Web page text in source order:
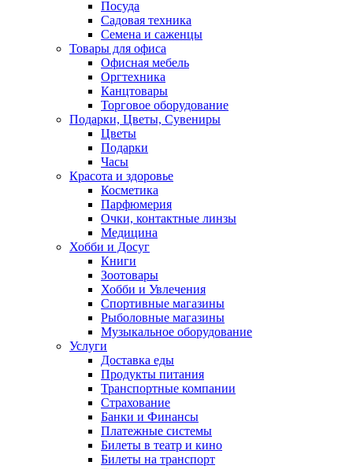
Посуда
Садовая техника
Семена и саженцы
Товары для офиса
Офисная мебель
Оргтехника
Канцтовары
Торговое оборудование
Подарки, Цветы, Сувениры
Цветы
Подарки
Часы
Красота и здоровье
Косметика
Парфюмерия
Очки, контактные линзы
Медицина
Хобби и Досуг
Книги
Зоотовары
Хобби и Увлечения
Спортивные магазины
Рыболовные магазины
Музыкальное оборудование
Услуги
Доставка еды
Продукты питания
Транспортные компании
Страхование
Банки и Финансы
Платежные системы
Билеты в театр и кино
Билеты на транспорт